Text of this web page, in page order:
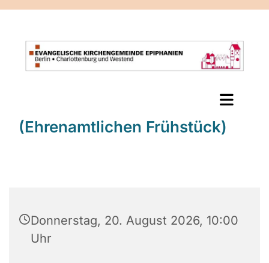
(Ehrenamtlichen Frühstück)
Donnerstag, 20. August 2026, 10:00
Uhr